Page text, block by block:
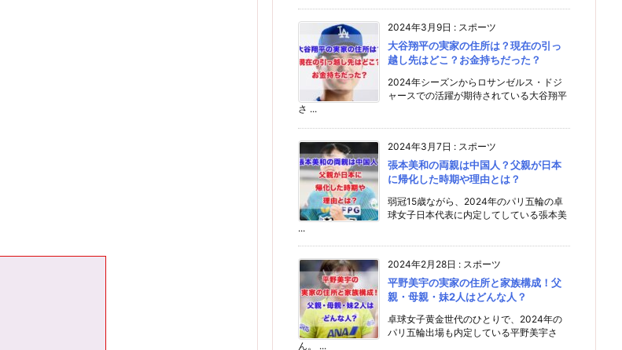
2024年3月9日 : スポーツ
大谷翔平の実家の住所は？現在の引っ
越し先はどこ？お金持ちだった？
2024年シーズンからロサンゼルス・ドジ
ャースでの活躍が期待されている大谷翔平
さ ...
2024年3月7日 : スポーツ
張本美和の両親は中国人？父親が日本
に帰化した時期や理由とは？
弱冠15歳ながら、2024年のパリ五輪の卓
球女子日本代表に内定してしている張本美
...
2024年2月28日 : スポーツ
平野美宇の実家の住所と家族構成！父
親・母親・妹2人はどんな人？
卓球女子黄金世代のひとりで、2024年の
パリ五輪出場も内定している平野美宇さ
ん。 ...